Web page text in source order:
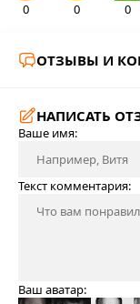
0 0 0
ОТЗЫВЫ И
НАПИСАТЬ
Ваше имя:
Текст комментария:
Ваш аватар: